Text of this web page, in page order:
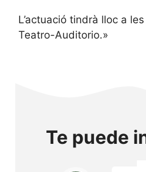
L’actuació tindrà lloc a
Teatro-Auditorio.»
Te puede